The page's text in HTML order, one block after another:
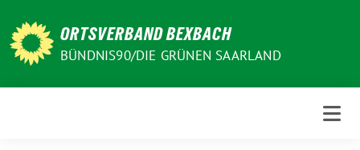
zum
Inhalt
ORTSVERBAND BEXBACH
BÜNDNIS90/DIE GRÜNEN SAARLAND